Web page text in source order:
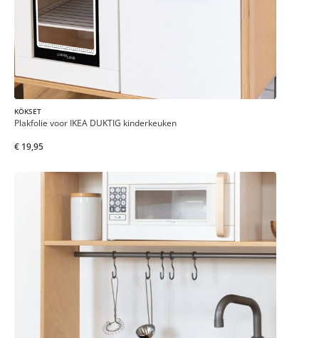
KÖKSET
Plakfolie voor IKEA DUKTIG kinderkeuken
€ 19,95